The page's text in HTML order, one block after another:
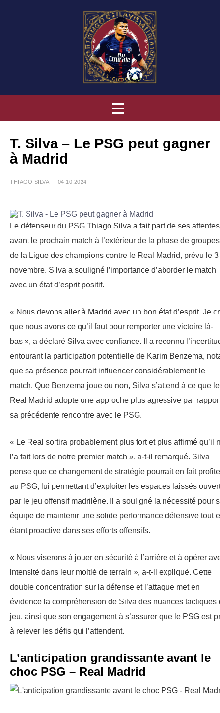
T. Silva – Le PSG peut gagner
à Madrid
THIAGO SILVA — 04.10.2024
Le défenseur du PSG Thiago Silva a fait part de ses attentes
avant le prochain match à l’extérieur de la phase de groupes
de la Ligue des champions contre le Real Madrid, prévu le 3
novembre. Silva a souligné l’importance d’aborder le match
avec un état d’esprit positif.
« Nous devons aller à Madrid avec un bon état d’esprit. Je
que nous avons ce qu’il faut pour remporter une victoire là-
bas », a déclaré Silva avec confiance. Il a reconnu
entourant la participation potentielle de Karim Benzema,
que sa présence pourrait influencer considérablement le
match. Que Benzema joue ou non, Silva s’attend à ce que le
Real Madrid adopte une approche plus agressive par
sa précédente rencontre avec le PSG.
« Le Real sortira probablement plus fort et plus affirmé qu’il
l’a fait lors de notre premier match », a-t-il remarqué. Silva
pense que ce changement de stratégie pourrait en fait
au PSG, lui permettant d’exploiter les espaces laissés
par le jeu offensif madrilène. Il a souligné la nécessité pour
équipe de maintenir une solide performance défensive tout
étant proactive dans ses efforts offensifs.
« Nous viserons à jouer en sécurité à l’arrière et à opérer
intensité dans leur moitié de terrain », a-t-il expliqué. Cette
double concentration sur la défense et l’attaque met en
évidence la compréhension de Silva des nuances tactiques
jeu, ainsi que son engagement à s’assurer que le PSG est
à relever les défis qui l’attendent.
L’anticipation grandissante avant le
choc PSG – Real Madrid